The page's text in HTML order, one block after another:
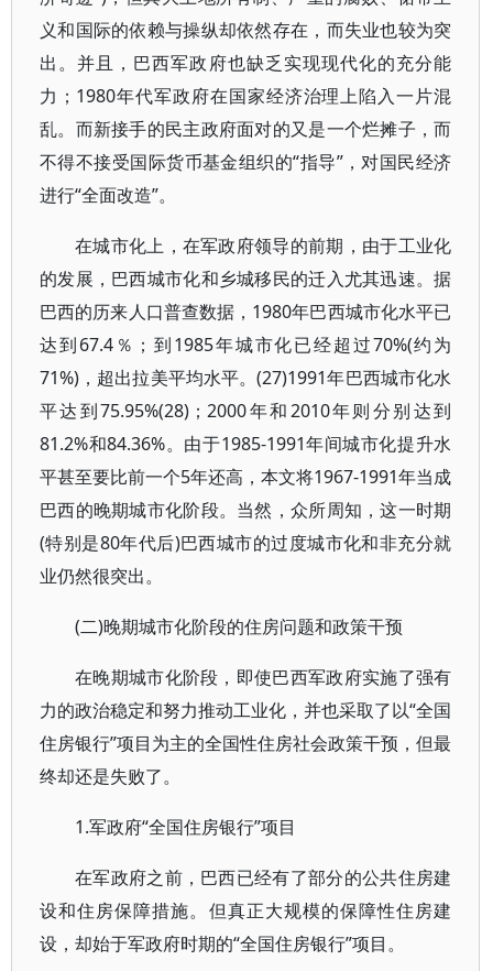
义和国际的依赖与操纵却依然存在，而失业也较为突
出。并且，巴西军政府也缺乏实现现代化的充分能
力；1980年代军政府在国家经济治理上陷入一片混
乱。而新接手的民主政府面对的又是一个烂摊子，而
不得不接受国际货币基金组织的“指导”，对国民经济
进行“全面改造”。
在城市化上，在军政府领导的前期，由于工业化
的发展，巴西城市化和乡城移民的迁入尤其迅速。据
巴西的历来人口普查数据，1980年巴西城市化水平已
达到67.4％；到1985年城市化已经超过70%(约为
71%)，超出拉美平均水平。(27)1991年巴西城市化水
平达到75.95%(28)；2000年和2010年则分别达到
81.2%和84.36%。由于1985-1991年间城市化提升水
平甚至要比前一个5年还高，本文将1967-1991年当成
巴西的晚期城市化阶段。当然，众所周知，这一时期
(特别是80年代后)巴西城市的过度城市化和非充分就
业仍然很突出。
(二)晚期城市化阶段的住房问题和政策干预
在晚期城市化阶段，即使巴西军政府实施了强有
力的政治稳定和努力推动工业化，并也采取了以“全国
住房银行”项目为主的全国性住房社会政策干预，但最
终却还是失败了。
1.军政府“全国住房银行”项目
在军政府之前，巴西已经有了部分的公共住房建
设和住房保障措施。但真正大规模的保障性住房建
设，却始于军政府时期的“全国住房银行”项目。